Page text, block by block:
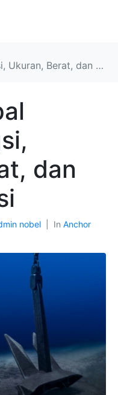
Berat, dan Rekomendasi
dan
nobel In Anchor